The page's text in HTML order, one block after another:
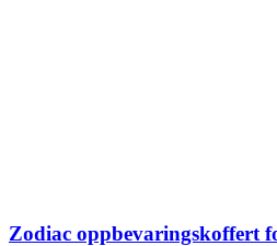
Zodiac oppbevaringskoffert